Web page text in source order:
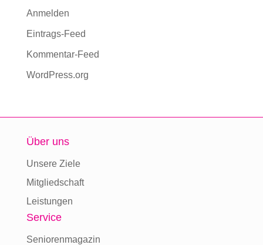
Anmelden
Eintrags-Feed
Kommentar-Feed
WordPress.org
Über uns
Unsere Ziele
Mitgliedschaft
Leistungen
Service
Seniorenmagazin